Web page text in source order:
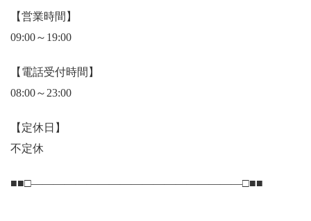
【営業時間】
09:00～19:00
【電話受付時間】
08:00～23:00
【定休日】
不定休
■■□―――――――――――――――――――□■■